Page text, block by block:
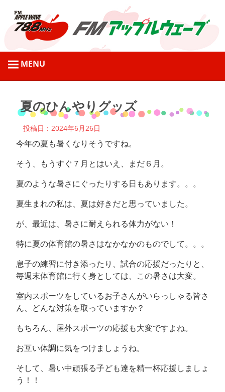
ツ
ス
弘
前
市
の
地
情
を
発
す
る
ミ
ュ
ニ
ィ
FM
放
送
局
2024年6月26日
パーソナリティブログ
夏のひんやりグッズ
投稿日：2024年6月26日
今年の夏も暑くなりそうですね。
そう、もうすぐ７月とはいえ、まだ６月。
夏のような暑さにぐったりする日もあります。。。
夏生まれの私は、夏は好きだと思っていました。
が、最近は、暑さに耐えられる体力がない！
特に夏の体育館の暑さはなかなかのものでして。。。
息子の練習に付き添ったり、試合の応援だったりと、
毎週末体育館に行く身としては、この暑さは大変。
室内スポーツをしているお子さんがいらっしゃる皆さ
ん、どんな対策を取っていますか？
もちろん、屋外スポーツの応援も大変ですよね。
お互い体調に気をつけましょうね。
そして、暑い中頑張る子ども達を精一杯応援しましょ
う！！